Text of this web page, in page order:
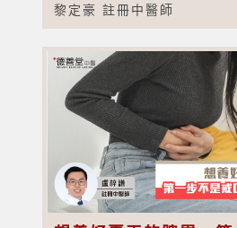
黎定豪 註冊中醫師